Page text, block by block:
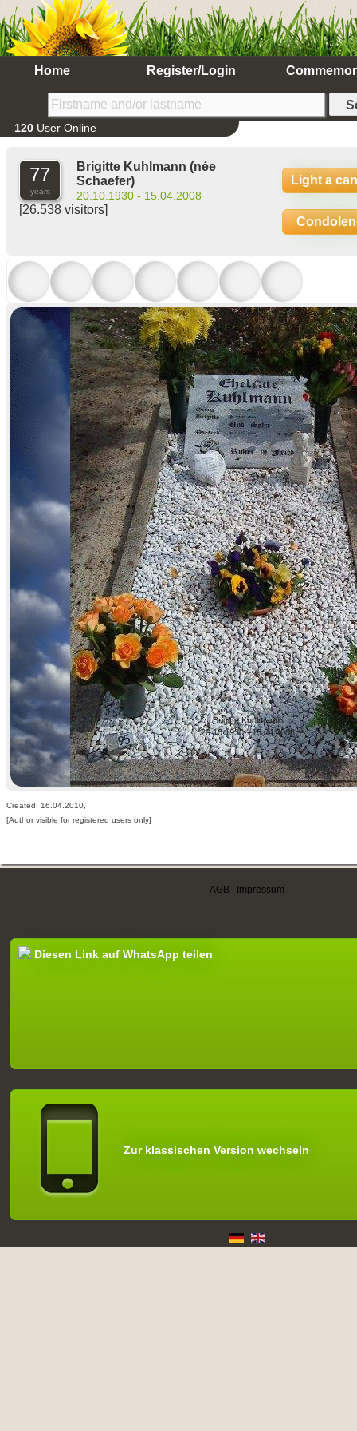
Home Register/Login
120 User Online
77
years
Brigitte Kuhlmann (née
Schaefer)
20.10.1930 - 15.04.2008
[26.538 visitors]
Light a
Brigitte Kuhlmann
*20.10.1930-+15.04.2008
Created: 16.04.2010,
[Author visible for registered users only]
AGB Impressum
Diesen Link auf WhatsApp teilen
Zur klassischen Version wechseln